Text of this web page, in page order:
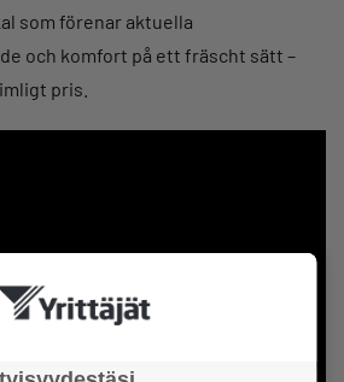
som förenar aktuella
och komfort på ett fräscht sätt –
pris.